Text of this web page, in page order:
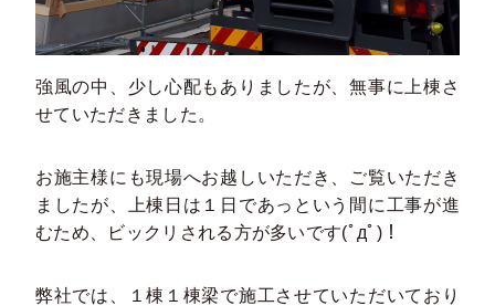
強風の中、少し心配もありましたが、無事に上棟さ
せていただきました。
お施主様にも現場へお越しいただき、ご覧いただき
ましたが、上棟日は１日であっという間に工事が進
むため、ビックリされる方が多いです(ﾟдﾟ)！
弊社では、１棟１棟梁で施工させていただいており